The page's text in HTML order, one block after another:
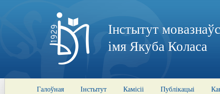
Інстытут
імя Якуба Коласа
Галоўная Інстытут Камісіі Публікацыі